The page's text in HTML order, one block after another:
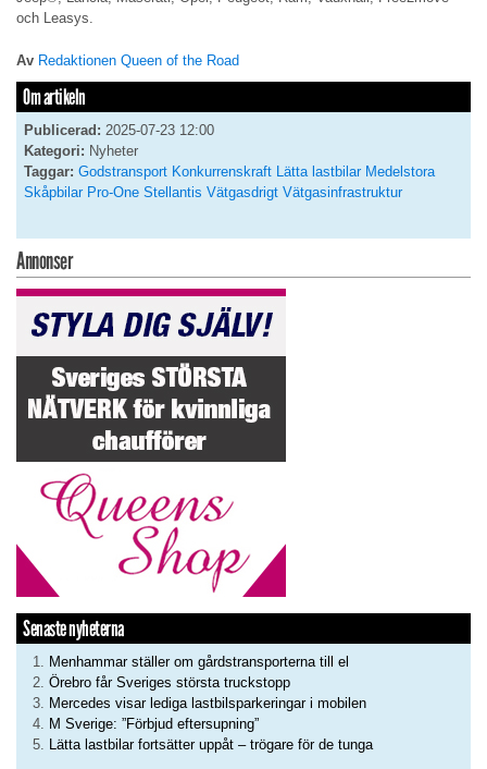
och Leasys.
Av Redaktionen Queen of the Road
Om artikeln
Publicerad: 2025-07-23 12:00
Kategori: Nyheter
Taggar: Godstransport Konkurrenskraft Lätta lastbilar Medelstora
Skåpbilar Pro-One Stellantis Vätgasdrigt Vätgasinfrastruktur
Annonser
Senaste nyheterna
Menhammar ställer om gårdstransporterna till el
Örebro får Sveriges största truckstopp
Mercedes visar lediga lastbilsparkeringar i mobilen
M Sverige: ”Förbjud eftersupning”
Lätta lastbilar fortsätter uppåt – trögare för de tunga